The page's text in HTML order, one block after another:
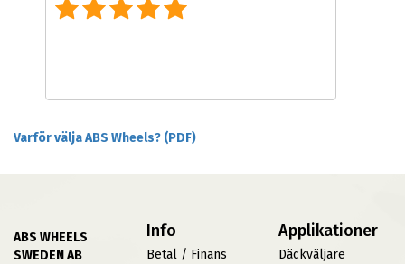
Varför välja ABS Wheels? (PDF)
ABS WHEELS
SWEDEN AB
Info
Betal / Finans
Applikationer
Däckväljare